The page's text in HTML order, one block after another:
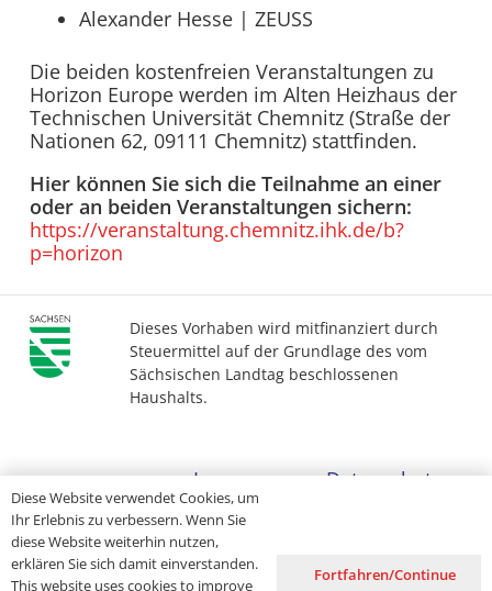
Alexander Hesse | ZEUSS
Die beiden kostenfreien Veranstaltungen zu
Horizon Europe werden im Alten Heizhaus der
Technischen Universität Chemnitz (Straße der
Nationen 62, 09111 Chemnitz) stattfinden.
Hier können Sie sich die Teilnahme an einer
oder an beiden Veranstaltungen sichern:
https://veranstaltung.chemnitz.ihk.de/b?
p=horizon
Dieses Vorhaben wird mitfinanziert durch
Steuermittel auf der Grundlage des vom
Sächsischen Landtag beschlossenen
Haushalts.
Impressum
Datenschutz
Diese Website verwendet Cookies, um
Ihr Erlebnis zu verbessern. Wenn Sie
diese Website weiterhin nutzen,
erklären Sie sich damit einverstanden.
This website uses cookies to improve
Fortfahren/Continue